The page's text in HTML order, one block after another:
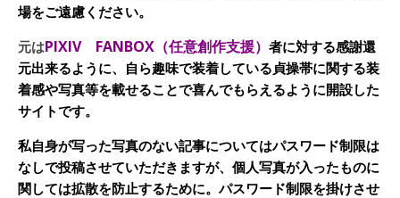
場をご遠慮ください。
元はPIXIV FANBOX（任意創作支援） 者に対する感謝還
元出来るように、自ら趣味で装着している貞操帯に関する装
着感や写真等を載せることで喜んでもらえるように開設した
サイトです。
私自身が写った写真のない記事についてはパスワード制限は
なしで投稿させていただきますが、個人写真が入ったものに
関しては拡散を防止するために。パスワード制限を掛けさせ